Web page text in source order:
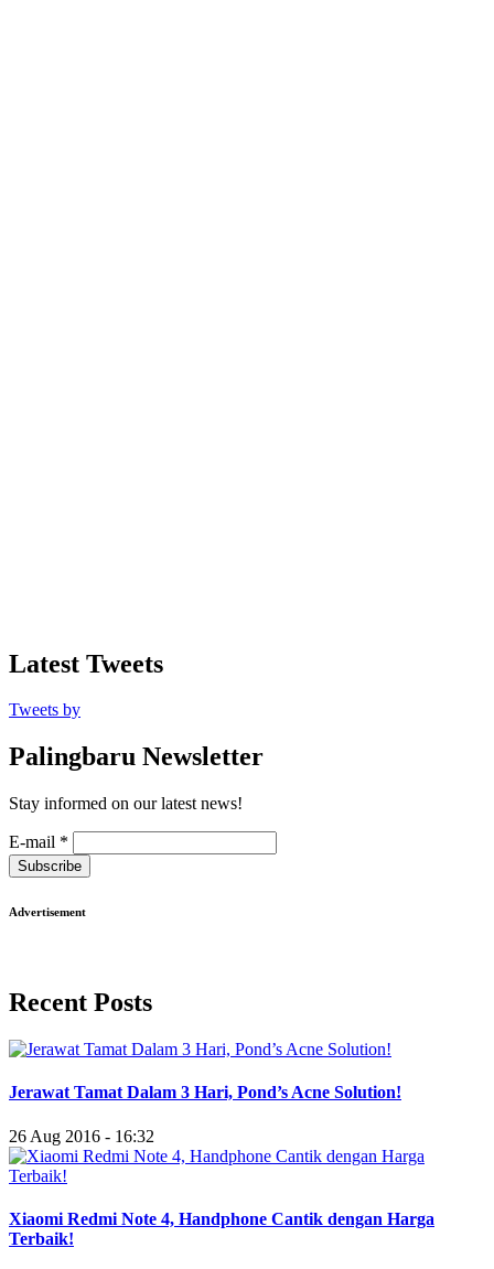
Latest Tweets
Tweets by
Palingbaru Newsletter
Stay informed on our latest news!
E-mail *
Subscribe
Advertisement
Recent Posts
Jerawat Tamat Dalam 3 Hari, Pond’s Acne Solution!
26 Aug 2016 - 16:32
Xiaomi Redmi Note 4, Handphone Cantik dengan Harga
Terbaik!